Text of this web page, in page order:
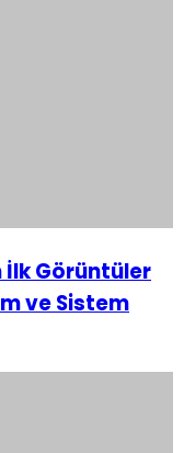
İlk Görüntüler
ve Sistem